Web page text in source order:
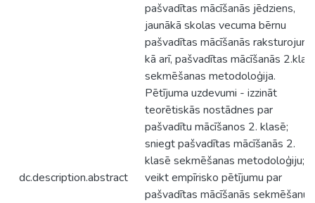
dc.description.abstract
pašvadītas mācīšanās jēdziens,
jaunākā skolas vecuma bērnu
pašvadītas mācīšanās
kā arī, pašvadītas mācīšanās
sekmēšanas metodoloģija.
Pētījuma uzdevumi - izzināt
teorētiskās nostādnes par
pašvadītu mācīšanos 2. klasē;
sniegt pašvadītas mācīšanās 2.
klasē sekmēšanas metodoloģiju;
veikt empīrisko pētījumu par
pašvadītas mācīšanās sekmēšanu